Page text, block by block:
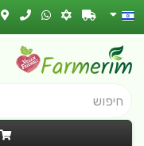
חיפוש